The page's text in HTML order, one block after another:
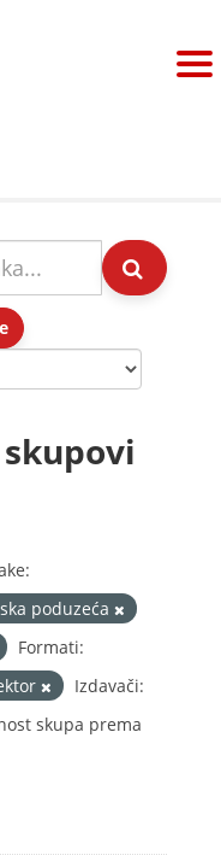
poduzeća
Formati:
Izdavači:
skupa prema